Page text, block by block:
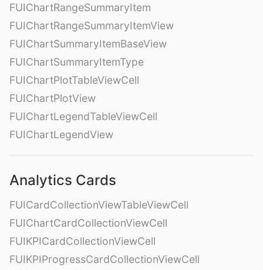
FUIChartRangeSummaryItem
FUIChartRangeSummaryItemView
FUIChartSummaryItemBaseView
FUIChartSummaryItemType
FUIChartPlotTableViewCell
FUIChartPlotView
FUIChartLegendTableViewCell
FUIChartLegendView
Analytics Cards
FUICardCollectionViewTableViewCell
FUIChartCardCollectionViewCell
FUIKPICardCollectionViewCell
FUIKPIProgressCardCollectionViewCell